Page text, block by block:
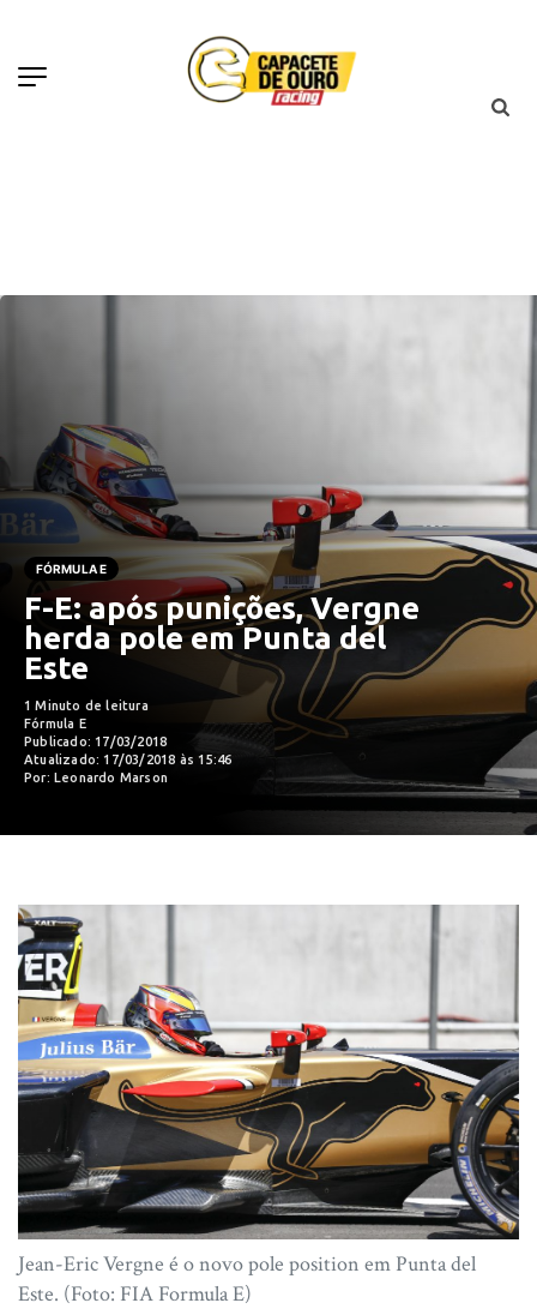
FÓRMULA E
F-E: após punições, Vergne
herda pole em Punta del
Este
1 Minuto de leitura
Fórmula E
Publicado: 17/03/2018
Atualizado: 17/03/2018 às 15:46
Por: Leonardo Marson
Jean-Eric Vergne é o novo pole position em Punta del
Este. (Foto: FIA Formula E)